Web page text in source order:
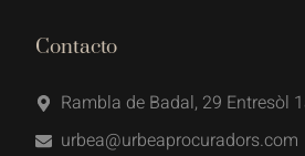
Contacto
Rambla de Badal, 29 Entresòl
urbea@urbeaprocuradors.com